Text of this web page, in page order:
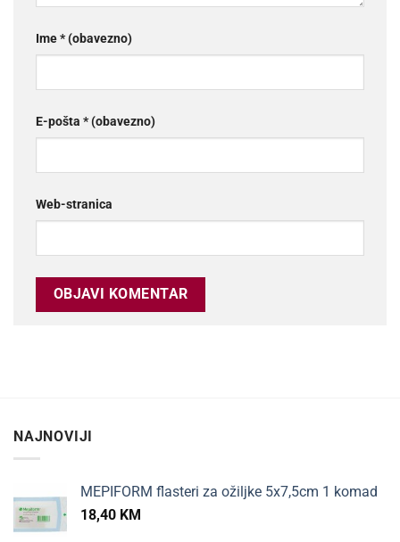
Ime* (obavezno)
E-pošta * (obavezno)
Web-stranica
NAJNOVIJI
MEPIFORM flasteri za ožiljke 5x7,5cm 1 komad
18,40 KM